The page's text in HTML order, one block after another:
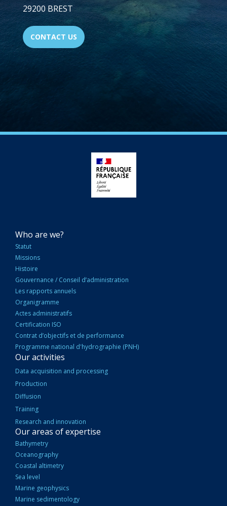
29200 BREST
CONTACT US
NAVIGATION
PRINCIPALE
Who are we?
Statut
Missions
Histoire
Gouvernance / Conseil d’administration
Les rapports annuels
Organigramme
Actes administratifs
Certification ISO
Contrat d’objectifs et de performance
Programme national d'hydrographie (PNH)
Our activities
Data acquisition and processing
Production
Diffusion
Training
Research and innovation
Our areas of expertise
Bathymetry
Oceanography
Coastal altimetry
Sea level
Marine geophysics
Marine sedimentology